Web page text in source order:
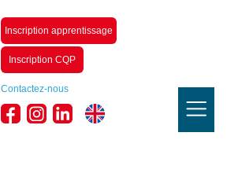
Inscription apprentissage
Inscription CQP
Contactez-nous